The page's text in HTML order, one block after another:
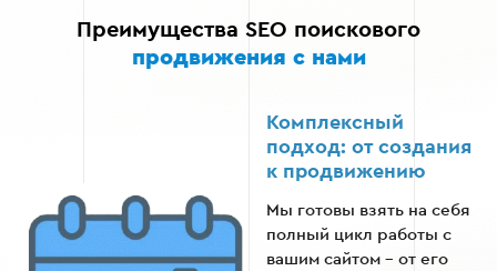
Преимущества SEO поискового
продвижения с нами
Комплексный
подход: от создания
к продвижению
Мы готовы взять на себя
полный цикл работы с
вашим сайтом – от его